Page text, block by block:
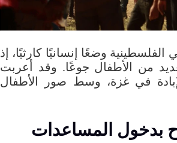
وضعًا إنسانيًا كارثيًا، إذ
من الأطفال جوعًا. وقد أعربت
في غزة، وسط صور الأطفال
بدخول المساعدات